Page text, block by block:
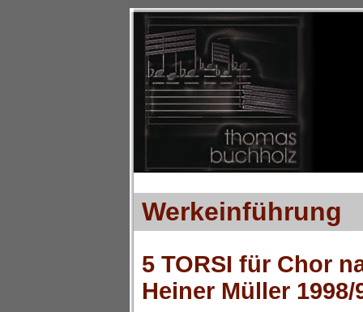
Werkeinführung
5 TORSI für Chor
Heiner Müller 1998/